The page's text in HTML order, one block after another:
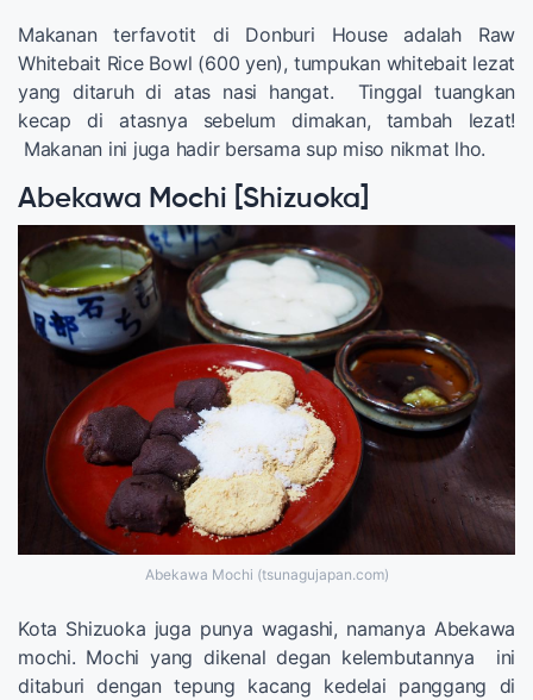
Makanan terfavotit di Donburi House adalah Raw
Whitebait Rice Bowl (600 yen), tumpukan whitebait lezat
yang ditaruh di atas nasi hangat. Tinggal tuangkan
kecap di atasnya sebelum dimakan, tambah lezat!
Makanan ini juga hadir bersama sup miso nikmat lho.
Abekawa Mochi [Shizuoka]
Abekawa Mochi (tsunagujapan.com)
Kota Shizuoka juga punya wagashi, namanya Abekawa
mochi. Mochi yang dikenal degan kelembutannya ini
ditaburi dengan tepung kacang kedelai panggang di